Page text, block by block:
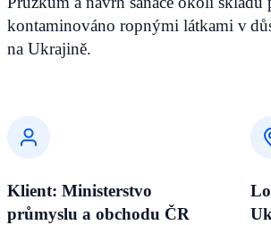
kontaminováno ropnými látkami v
na Ukrajině.
Klient: Ministerstvo
průmyslu a obchodu ČR